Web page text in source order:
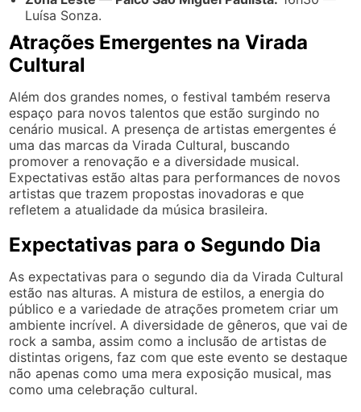
Luísa Sonza.
Atrações Emergentes na Virada
Cultural
Além dos grandes nomes, o festival também reserva
espaço para novos talentos que estão surgindo no
cenário musical. A presença de artistas emergentes é
uma das marcas da Virada Cultural, buscando
promover a renovação e a diversidade musical.
Expectativas estão altas para performances de novos
artistas que trazem propostas inovadoras e que
refletem a atualidade da música brasileira.
Expectativas para o Segundo Dia
As expectativas para o segundo dia da Virada Cultural
estão nas alturas. A mistura de estilos, a energia do
público e a variedade de atrações prometem criar um
ambiente incrível. A diversidade de gêneros, que vai de
rock a samba, assim como a inclusão de artistas de
distintas origens, faz com que este evento se destaque
não apenas como uma mera exposição musical, mas
como uma celebração cultural.